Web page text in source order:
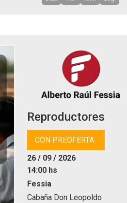
Reproductores
CON PREOFERTA
26 / 09 / 2026
14:00 hs
Fessia
Cabaña Don Leopoldo